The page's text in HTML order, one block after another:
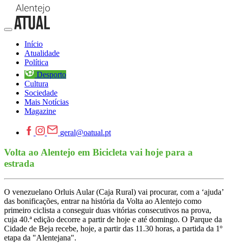
Início
Atualidade
Política
Desporto
Cultura
Sociedade
Mais Notícias
Magazine
geral@oatual.pt
Volta ao Alentejo em Bicicleta vai hoje para a
estrada
O venezuelano Orluis Aular (Caja Rural) vai procurar, com a ‘ajuda’
das bonificações, entrar na história da Volta ao Alentejo como
primeiro ciclista a conseguir duas vitórias consecutivos na prova,
cuja 40.ª edição decorre a partir de hoje e até domingo. O Parque da
Cidade de Beja recebe, hoje, a partir das 11.30 horas, a partida da 1º
etapa da "Alentejana".